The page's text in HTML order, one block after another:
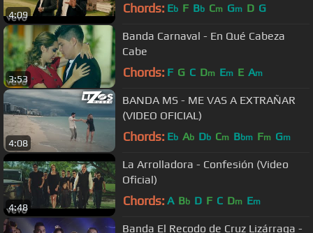
4:09 Chords: Eb F Bb Cm Gm D G
3:53
Banda Carnaval - En Qué Cabeza
Cabe
Chords: F G C Dm Em E Am
4:08
BANDA MS - ME VAS A EXTRAÑAR
(VIDEO OFICIAL)
Chords: Eb Ab Db Cm Bbm Fm Gm
4:48
La Arrolladora - Confesión (Video
Oficial)
Chords: A Bb D F C Dm Em
Banda El Recodo de Cruz Lizárraga -